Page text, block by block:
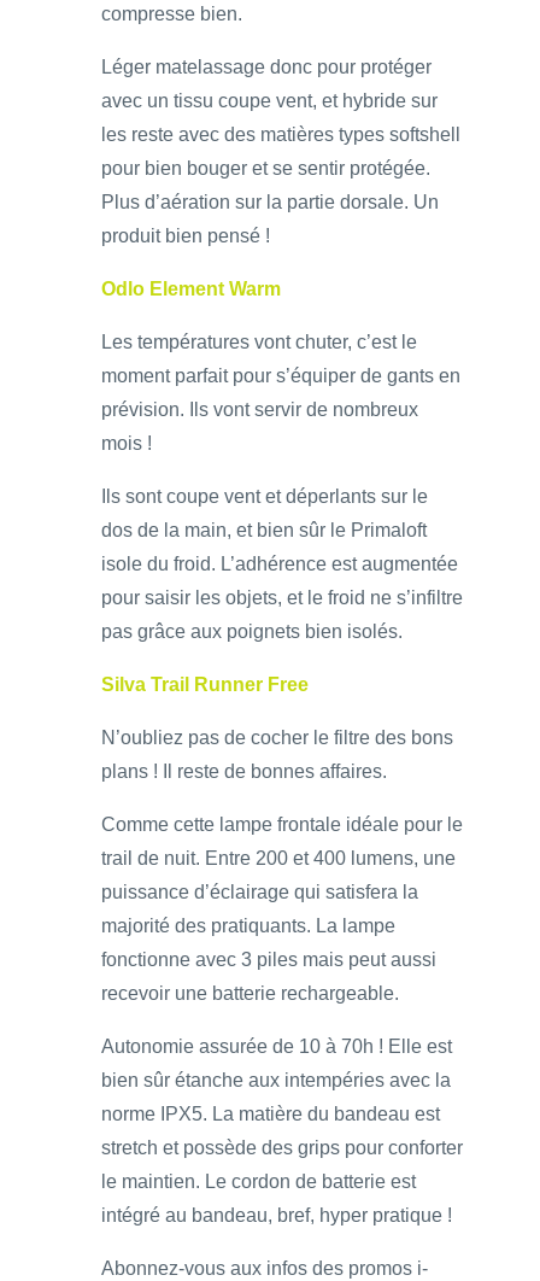
compresse bien.
Léger matelassage donc pour protéger
avec un tissu coupe vent, et hybride sur
les reste avec des matières types softshell
pour bien bouger et se sentir protégée.
Plus d’aération sur la partie dorsale. Un
produit bien pensé !
Odlo Element Warm
Les températures vont chuter, c’est le
moment parfait pour s’équiper de gants en
prévision. Ils vont servir de nombreux
mois !
Ils sont coupe vent et déperlants sur le
dos de la main, et bien sûr le Primaloft
isole du froid. L’adhérence est augmentée
pour saisir les objets, et le froid ne s’infiltre
pas grâce aux poignets bien isolés.
Silva Trail Runner Free
N’oubliez pas de cocher le filtre des bons
plans ! Il reste de bonnes affaires.
Comme cette lampe frontale idéale pour le
trail de nuit. Entre 200 et 400 lumens, une
puissance d’éclairage qui satisfera la
majorité des pratiquants. La lampe
fonctionne avec 3 piles mais peut aussi
recevoir une batterie rechargeable.
Autonomie assurée de 10 à 70h ! Elle est
bien sûr étanche aux intempéries avec la
norme IPX5. La matière du bandeau est
stretch et possède des grips pour conforter
le maintien. Le cordon de batterie est
intégré au bandeau, bref, hyper pratique !
Abonnez-vous aux infos des promos i-